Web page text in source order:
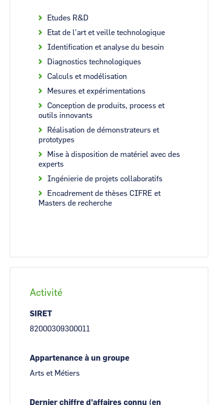
Etudes R&D
Etat de l'art et veille technologique
Identification et analyse du besoin
Diagnostics technologiques
Calculs et modélisation
Mesures et expérimentations
Conception de produits, process et
outils innovants
Réalisation de démonstrateurs et
prototypes
Mise à disposition de matériel avec des
experts
Ingénierie de projets collaboratifs
Encadrement de thèses CIFRE et
Masters de recherche
Activité
SIRET
82000309300011
Appartenance à un groupe
Arts et Métiers
Dernier chiffre d'affaires connu (en